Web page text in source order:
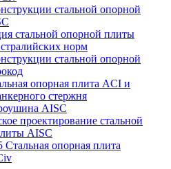
стальной опорной
стальной опорной плиты
норм
стальной опорной
опорная плита ACI и
стержня
AISC
проектирование стальной
AISC
Стальная опорная плита